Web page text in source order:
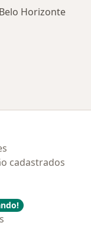
Horizonte
cadastrados